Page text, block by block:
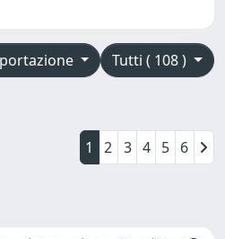
Tutti ( 108 )
1 2 3 4 5 6